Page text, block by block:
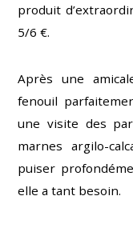
produit
5/6 €.
Après une
fenouil
une visite des
marnes argilo-
puiser
elle a tant besoin.